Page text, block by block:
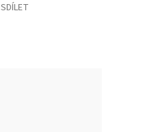
SDÍLET